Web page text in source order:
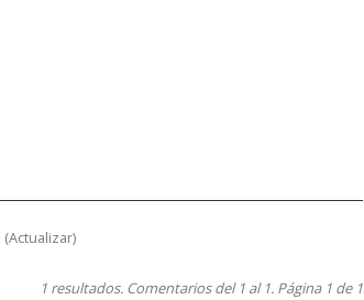
(Actualizar)
1 resultados. Comentarios del 1 al 1. Página 1 de 1